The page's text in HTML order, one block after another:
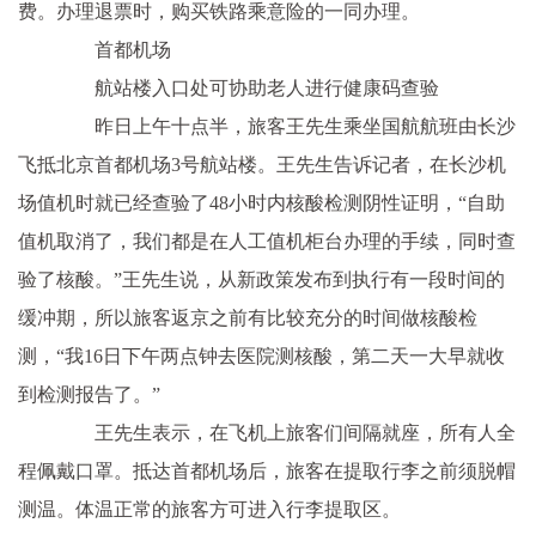
费。办理退票时，购买铁路乘意险的一同办理。
首都机场
航站楼入口处可协助老人进行健康码查验
昨日上午十点半，旅客王先生乘坐国航航班由长沙
飞抵北京首都机场3号航站楼。王先生告诉记者，在长沙机
场值机时就已经查验了48小时内核酸检测阴性证明，“自助
值机取消了，我们都是在人工值机柜台办理的手续，同时查
验了核酸。”王先生说，从新政策发布到执行有一段时间的
缓冲期，所以旅客返京之前有比较充分的时间做核酸检
测，“我16日下午两点钟去医院测核酸，第二天一大早就收
到检测报告了。”
王先生表示，在飞机上旅客们间隔就座，所有人全
程佩戴口罩。抵达首都机场后，旅客在提取行李之前须脱帽
测温。体温正常的旅客方可进入行李提取区。